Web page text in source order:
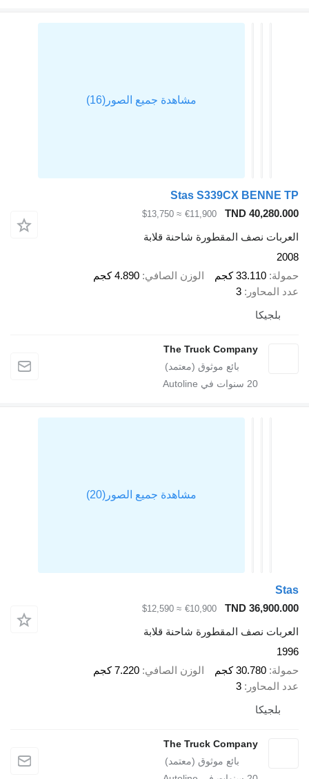
Stas S339CX BENNE TP
TND 40,280.000
€11,900
≈ $13,750
العربات نصف المقطورة شاحنة قلابة
2008
حمولة 33.110 كجم الوزن الصافي 4.890 كجم
عدد المحاور
3
بلجيكا
The Truck Company
20 سنوات في Autoline
Stas
TND 36,900.000
€10,900
≈ $12,590
العربات نصف المقطورة شاحنة قلابة
1996
حمولة 30.780 كجم الوزن الصافي 7.220 كجم
عدد المحاور
3
بلجيكا
The Truck Company